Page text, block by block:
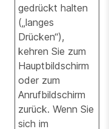
gedrückt halten
(„langes
Drücken“),
kehren Sie zum
Hauptbildschirm
oder zum
Anrufbildschirm
zurück. Wenn Sie
sich im